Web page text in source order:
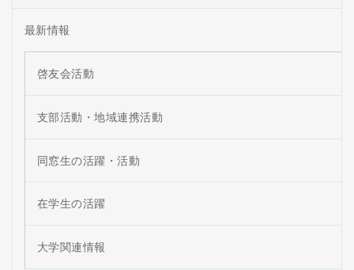
最新情報
啓友会活動
支部活動・地域連携活動
同窓生の活躍・活動
在学生の活躍
大学関連情報